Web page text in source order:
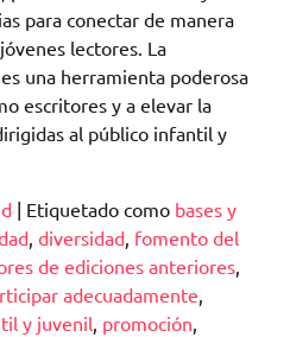
para conectar de manera
lectores. La
una herramienta poderosa
escritores y a elevar la
al público infantil y
| Etiquetado como bases y
, diversidad, fomento del
de ediciones anteriores,
adecuadamente,
y juvenil, promoción,